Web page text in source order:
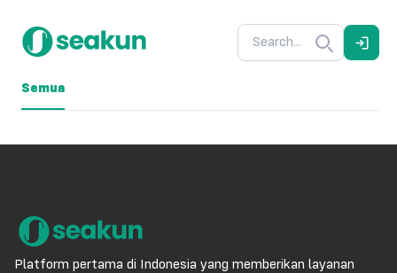
Semua
Platform pertama di Indonesia yang memberikan layanan